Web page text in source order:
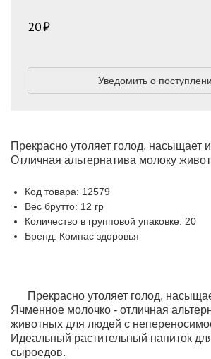
Прекрасно утоляет голод, насыщает
Отличная альтернатива молоку
Код товара: 12579
Вес брутто: 12 гр
Количество в групповой упаковке: 20
Бренд: Компас здоровья
20
Уведомить о
Прекрасно утоляет голод,
Ячменное молочко - отличная
животных для людей с
Идеальный растительный напиток
сыроедов.